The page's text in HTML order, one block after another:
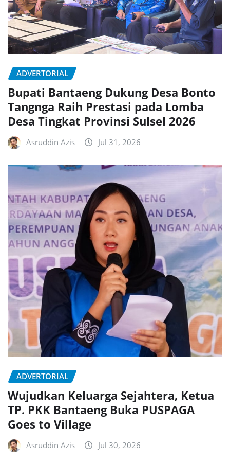
ADVERTORIAL
Bupati Bantaeng Dukung Desa Bonto
Tangnga Raih Prestasi pada Lomba
Desa Tingkat Provinsi Sulsel 2026
Asruddin Azis Jul 31, 2026
ADVERTORIAL
Wujudkan Keluarga Sejahtera, Ketua
TP. PKK Bantaeng Buka PUSPAGA
Goes to Village
Asruddin Azis Jul 30, 2026